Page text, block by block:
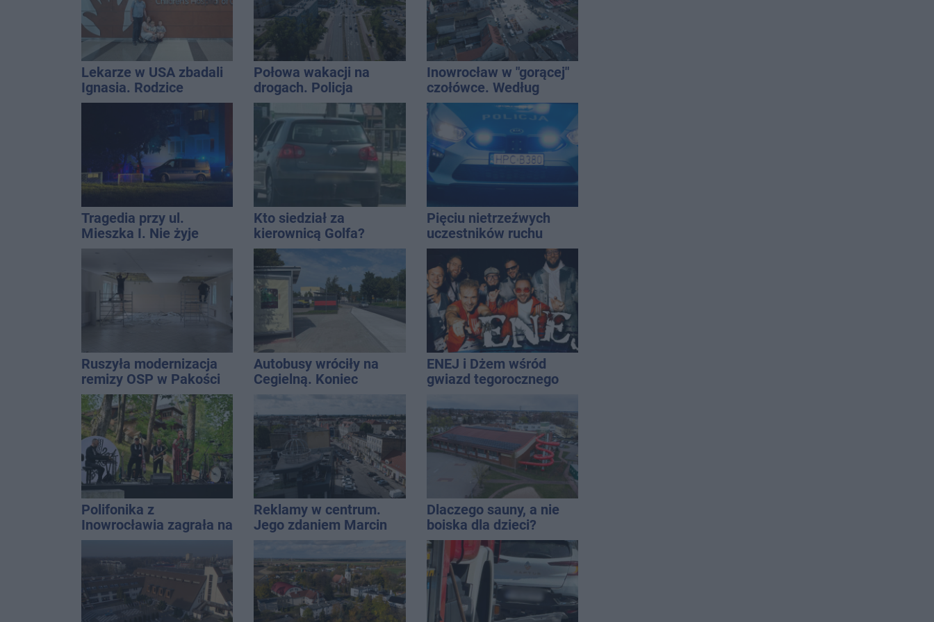
Lekarze w USA zbadali
Ignasia. Rodzice
przekazali wieści
Połowa wakacji na
drogach. Policja
podsumowała lipiec
Inowrocław w "gorącej"
czołówce. Według
analizy Onetu nasze
miasto jest jednym z
najbardziej narażonych
na upały
Tragedia przy ul.
Mieszka I. Nie żyje
osoba, która wypadła z
Kto siedział za
kierownicą Golfa?
Kierowca zbiegł po
kolizji
Pięciu nietrzeźwych
uczestników ruchu
wpadło w ręce policji.
Rekordzista miał 2,6
promila
Ruszyła modernizacja
remizy OSP w Pakości
Autobusy wróciły na
Cegielną. Koniec
remontu zatok
ENEJ i Dżem wśród
gwiazd tegorocznego
Polifonika z
Inowrocławia zagrała na
Harendzie. Muzyczny
hołd dla Jana
Kasprowicza
Reklamy w centrum.
Jego zdaniem Marcin
Wroński jest w błędzie
[akt.]
Dlaczego sauny, a nie
boiska dla dzieci?
Ratusz odpowiada